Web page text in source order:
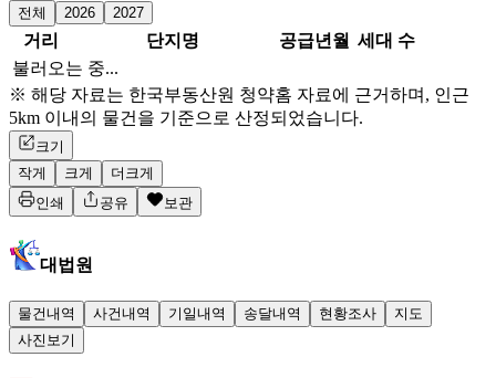
전체 2026 2027
거리 단지명 공급년월 세대 수
불러오는 중...
※ 해당 자료는 한국부동산원 청약홈 자료에 근거하며, 인근
5km 이내의 물건을 기준으로 산정되었습니다.
크기
작게
크게
더크게
인쇄
공유 보관
대법원
물건내역 사건내역 기일내역 송달내역 현황조사
지도
사진보기